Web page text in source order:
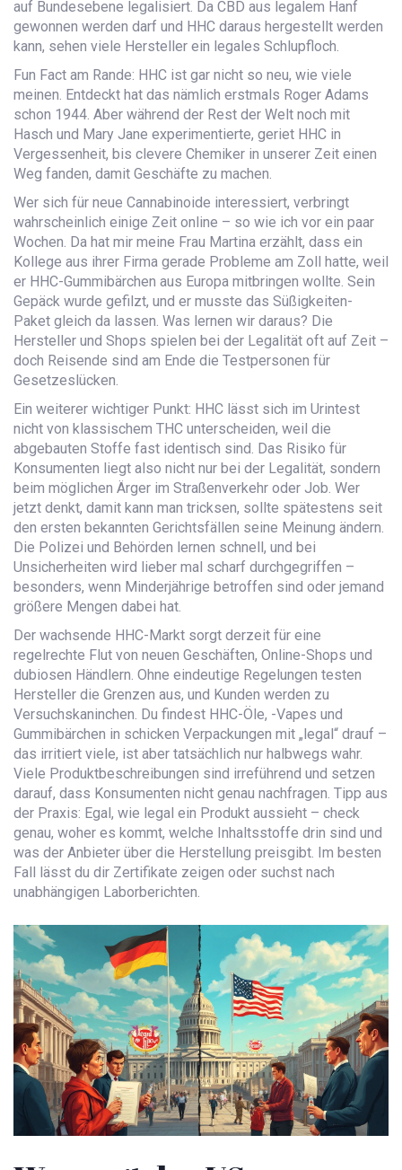
auf Bundesebene legalisiert. Da CBD aus legalem Hanf
gewonnen werden darf und HHC daraus hergestellt werden
kann, sehen viele Hersteller ein legales Schlupfloch.
Fun Fact am Rande: HHC ist gar nicht so neu, wie viele
meinen. Entdeckt hat das nämlich erstmals Roger Adams
schon 1944. Aber während der Rest der Welt noch mit
Hasch und Mary Jane experimentierte, geriet HHC in
Vergessenheit, bis clevere Chemiker in unserer Zeit einen
Weg fanden, damit Geschäfte zu machen.
Wer sich für neue Cannabinoide interessiert, verbringt
wahrscheinlich einige Zeit online – so wie ich vor ein paar
Wochen. Da hat mir meine Frau Martina erzählt, dass ein
Kollege aus ihrer Firma gerade Probleme am Zoll hatte, weil
er HHC-Gummibärchen aus Europa mitbringen wollte. Sein
Gepäck wurde gefilzt, und er musste das Süßigkeiten-
Paket gleich da lassen. Was lernen wir daraus? Die
Hersteller und Shops spielen bei der Legalität oft auf Zeit –
doch Reisende sind am Ende die Testpersonen für
Gesetzeslücken.
Ein weiterer wichtiger Punkt: HHC lässt sich im Urintest
nicht von klassischem THC unterscheiden, weil die
abgebauten Stoffe fast identisch sind. Das Risiko für
Konsumenten liegt also nicht nur bei der Legalität, sondern
beim möglichen Ärger im Straßenverkehr oder Job. Wer
jetzt denkt, damit kann man tricksen, sollte spätestens seit
den ersten bekannten Gerichtsfällen seine Meinung ändern.
Die Polizei und Behörden lernen schnell, und bei
Unsicherheiten wird lieber mal scharf durchgegriffen –
besonders, wenn Minderjährige betroffen sind oder jemand
größere Mengen dabei hat.
Der wachsende HHC-Markt sorgt derzeit für eine
regelrechte Flut von neuen Geschäften, Online-Shops und
dubiosen Händlern. Ohne eindeutige Regelungen testen
Hersteller die Grenzen aus, und Kunden werden zu
Versuchskaninchen. Du findest HHC-Öle, -Vapes und
Gummibärchen in schicken Verpackungen mit „legal“ drauf –
das irritiert viele, ist aber tatsächlich nur halbwegs wahr.
Viele Produktbeschreibungen sind irreführend und setzen
darauf, dass Konsumenten nicht genau nachfragen. Tipp aus
der Praxis: Egal, wie legal ein Produkt aussieht – check
genau, woher es kommt, welche Inhaltsstoffe drin sind und
was der Anbieter über die Herstellung preisgibt. Im besten
Fall lässt du dir Zertifikate zeigen oder suchst nach
unabhängigen Laborberichten.